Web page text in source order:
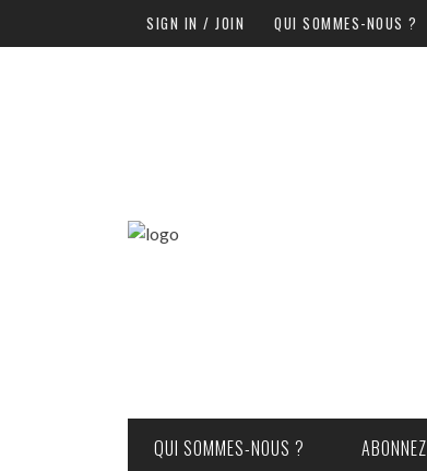
SIGN IN / JOIN QUI SOMMES-NOUS ?
QUI SOMMES-NOUS ?